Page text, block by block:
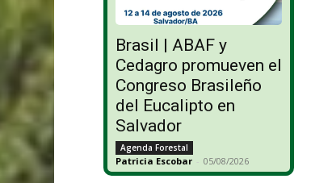
Brasil | ABAF y
Cedagro promueven el
Congreso Brasileño
del Eucalipto en
Salvador
Agenda Forestal
Patricia Escobar - 05/08/2026